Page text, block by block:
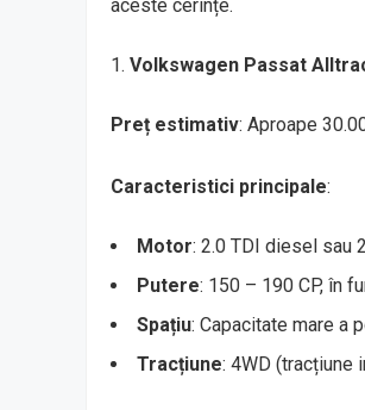
aceste cerințe.
Volkswagen Passat
Preț estimativ: Aproape
Caracteristici principale:
Motor: 2.0 TDI diesel sau
Putere: 150 – 190 CP, în
Spațiu: Capacitate mare a
Tracțiune: 4WD (tracțiune